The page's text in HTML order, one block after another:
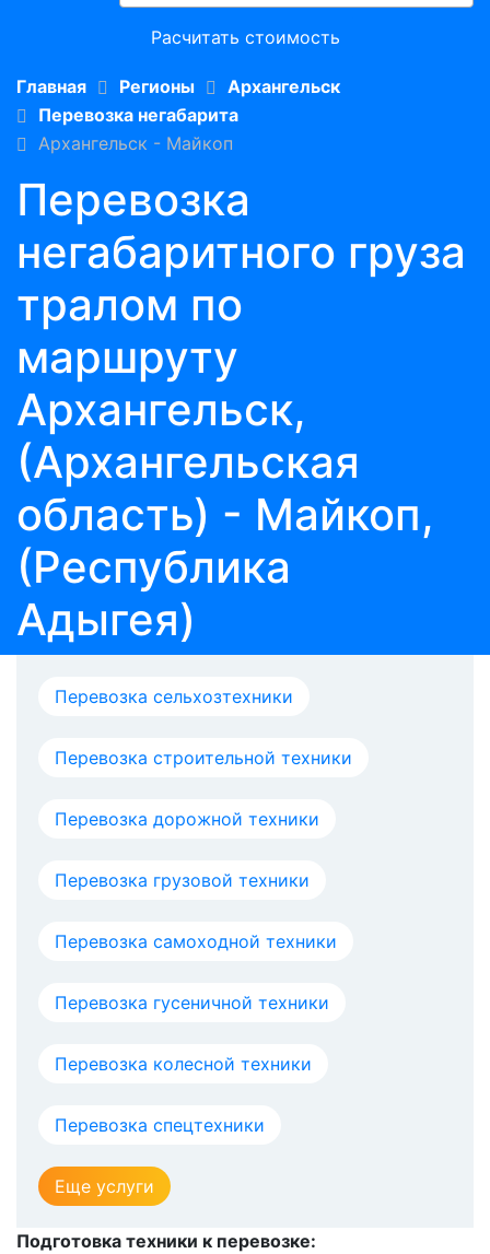
Расчитать стоимость
Главная Регионы
Архангельск
Перевозка негабарита
Архангельск - Майкоп
Перевозка
негабаритного груза
тралом по
маршруту
Архангельск,
(Архангельская
область) - Майкоп,
(Республика
Адыгея)
Перевозка сельхозтехники
Перевозка строительной техники
Перевозка дорожной техники
Перевозка грузовой техники
Перевозка самоходной техники
Перевозка гусеничной техники
Перевозка колесной техники
Перевозка спецтехники
Еще услуги
Подготовка техники к перевозке: